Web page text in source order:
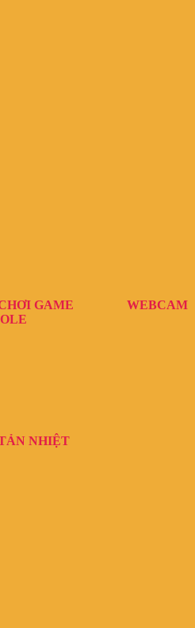
GAME
WEBCAM
NHIỆT